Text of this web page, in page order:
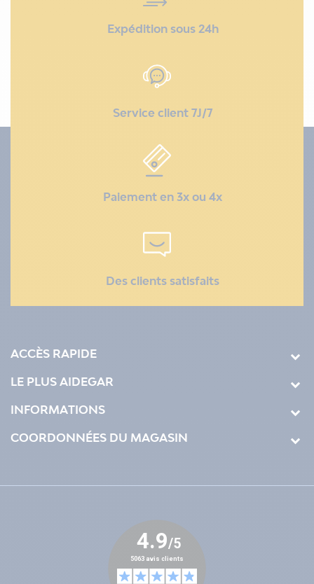
Expédition sous 24h
Service client 7J/7
Paiement en 3x ou 4x
Des clients satisfaits
ACCÈS RAPIDE
LE PLUS AIDEGAR
INFORMATIONS
COORDONNÉES DU MAGASIN